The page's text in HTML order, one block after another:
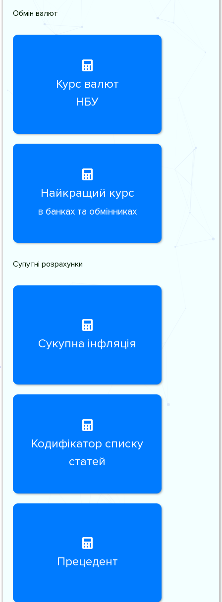
Обмін валют
Курс валют
НБУ
Найкращий курс
в банках та обмінниках
Супутні розрахунки
Сукупна інфляція
Кодифікатор списку
статей
Прецедент